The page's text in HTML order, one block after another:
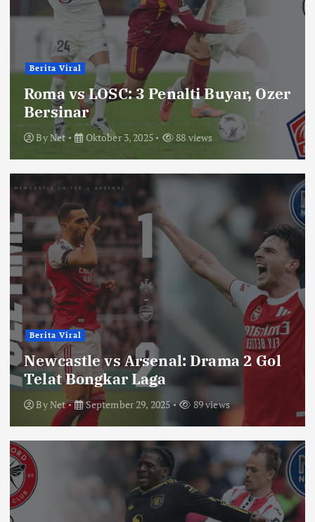
Berita Viral
Roma vs LOSC: 3 Penalti Buyar, Ozer
Bersinar
ByNet Oktober 3, 2025 88 views
Berita Viral
Newcastle vs Arsenal: Drama 2 Gol
Telat Bongkar Laga
ByNet September 29, 2025 89 views